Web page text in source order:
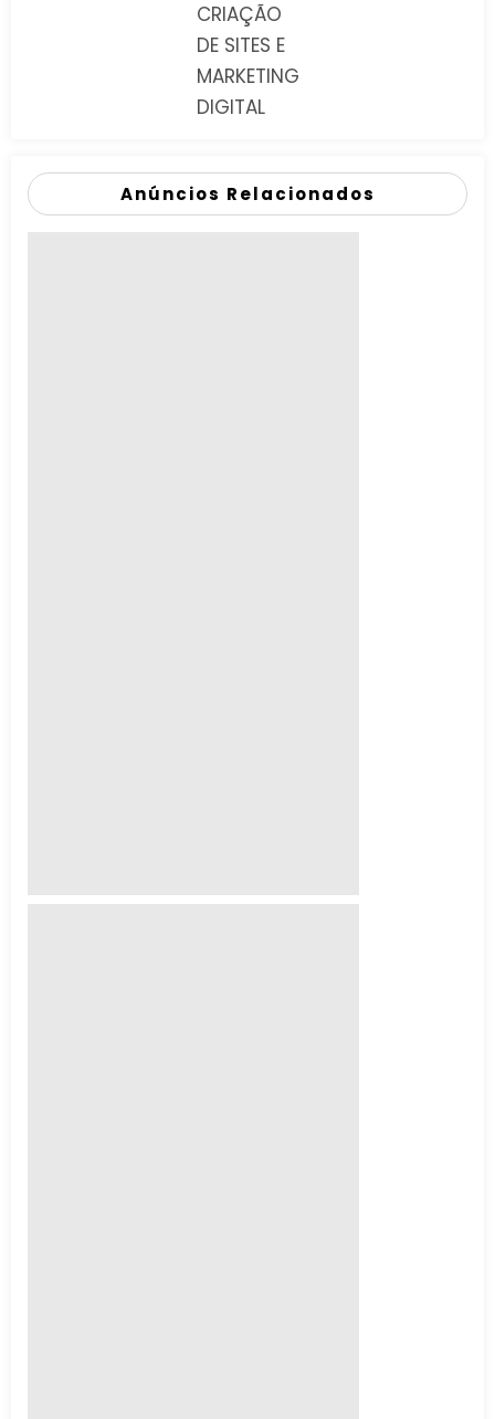
CRIAÇÃO
DE SITES E
MARKETING
DIGITAL
Anúncios Relacionados